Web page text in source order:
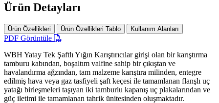
Ürün Detayları
Ürün Özellikleri Ürün Özellikleri Tablo Kullanım Alanları
PDF Görüntüle
WBH Yatay Tek Şaftlı Yığın Karıştırıcılar girişi olan bir karıştırma
tamburu kabından, boşaltım valfine sahip bir çıkıştan ve
havalandırma ağzından, tam malzeme karıştıra milinden, entegre
edilmiş hava veya gaz tasfiyeli şaft keçesi ile tamamlanan flanşlı uç
yatağı birleşmeleri taşıyan iki tamburlu kapanış uç plakalarından ve
güç iletimi ile tamamlanan tahrik ünitesinden oluşmaktadır.